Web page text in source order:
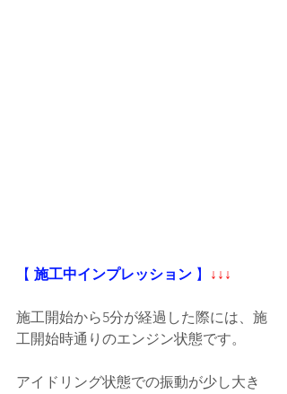
【 施工中インプレッション 】 ↓↓↓
施工開始から5分が経過した際には、施
工開始時通りのエンジン状態です。
アイドリング状態での振動が少し大き